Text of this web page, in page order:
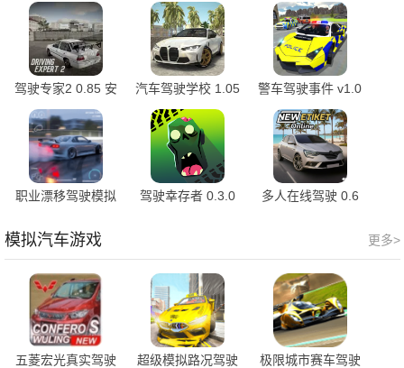
驾驶专家2 0.85 安
卓版
汽车驾驶学校 1.05
安卓版
警车驾驶事件 v1.0
安卓版
职业漂移驾驶模拟
驾驶幸存者 0.3.0
多人在线驾驶 0.6
更多>
模拟汽车游戏
五菱宏光真实驾驶
超级模拟路况驾驶
极限城市赛车驾驶